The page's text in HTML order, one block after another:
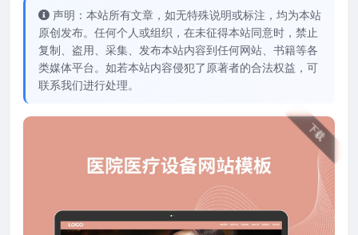
声明：本站所有文章，如无特殊说明或标注，均为本站
原创发布。任何个人或组织，在未征得本站同意时，禁止
复制、盗用、采集、发布本站内容到任何网站、书籍等各
类媒体平台。如若本站内容侵犯了原著者的合法权益，可
联系我们进行处理。
下载